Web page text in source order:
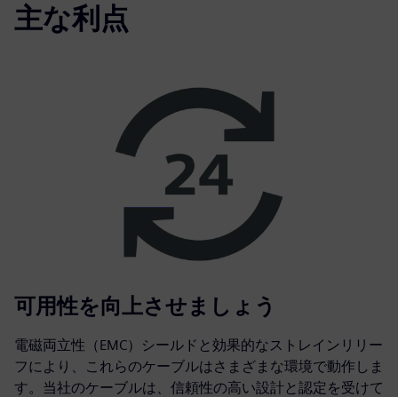
主な利点
可用性を向上させましょう
電磁両立性（EMC）シールドと効果的なストレインリリー
フにより、これらのケーブルはさまざまな環境で動作しま
す。当社のケーブルは、信頼性の高い設計と認定を受けて